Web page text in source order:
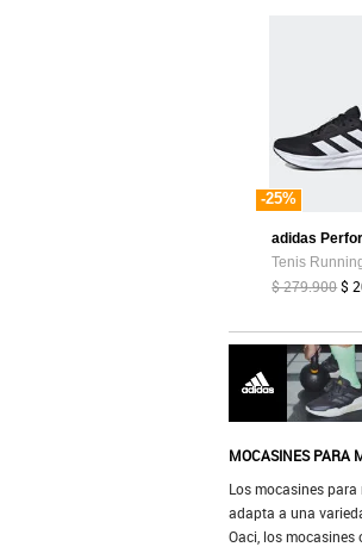
-25%
$ 279.900$
MOCASINES PARA
Los mocasines
adapta a una
Oaci, los